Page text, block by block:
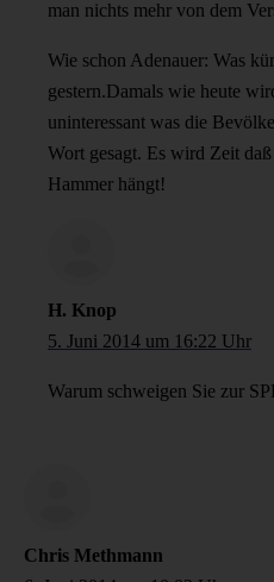
man nichts mehr von dem
Wie schon Adenauer: Was
gestern.Damals wie heute
uninteressant was die
Wort gesagt. Es wird Zeit
Hammer hängt!
H. Knop
5. Juni 2014 um 16:22 Uhr
Warum schweigen Sie zur
Chris Methmann